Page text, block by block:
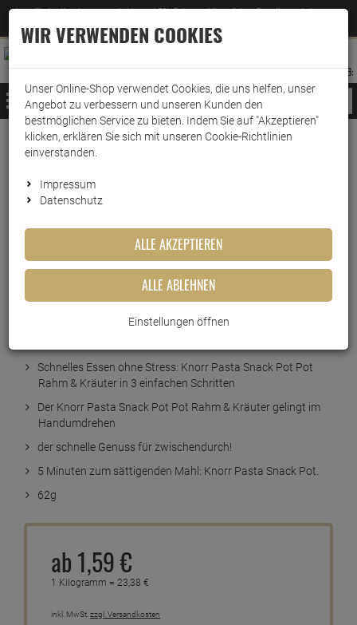
Jetzt für den Newsletter entscheiden und 5% Rabatt auf Ihre nächste Bestellung erhalten
–Zum Newsletter
ANMELDEN
AUFKLAPPEN
MERKZETTEL
WARENKORB:
MENÜ
Weiter einkaufen www.wark24.de Lebensmittel Fertiggerichte
Knorr Pasta Snack Pot Rahm & Kräuter 62g
Knorr Pasta Snack Pot Rahm &
Kräuter 62g
Artikel-Nummer:10016685
Schnelles Essen ohne Stress: Knorr Pasta Snack Pot Pot
Rahm & Kräuter in 3 einfachen Schritten
Der Knorr Pasta Snack Pot Pot Rahm & Kräuter gelingt im
Handumdrehen
der schnelle Genuss für zwischendurch!
5 Minuten zum sättigenden Mahl: Knorr Pasta Snack Pot.
62g
ab 1,59€
1 Kilogramm = 23,38 €
inkl. MwSt.zzgl. Versandkosten
WIR VERWENDEN COOKIES
Unser Online-Shop verwendet Cookies, die uns helfen, unser
Angebot zu verbessern und unseren Kunden den
bestmöglichen Service zu bieten. Indem Sie auf "Akzeptieren"
klicken, erklären Sie sich mit unseren Cookie-Richtlinien
einverstanden.
Impressum
Datenschutz
ALLE AKZEPTIEREN
ALLE ABLEHNEN
Einstellungen öffnen